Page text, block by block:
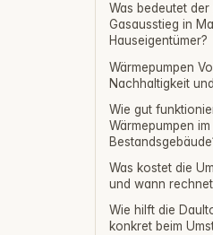
Was bedeutet der
Gasausstieg in
Hauseigentümer?
Wärmepumpen
Nachhaltigkeit
Wie gut
Wärmepumpen im
Was kostet die
und wann
Wie hilft die
konkret beim